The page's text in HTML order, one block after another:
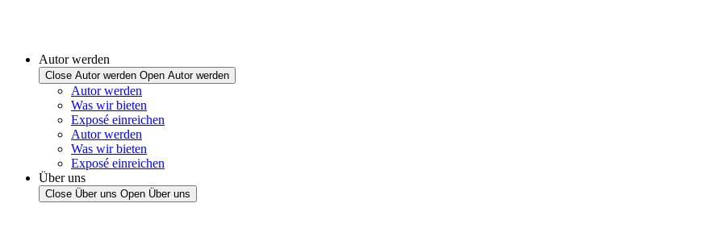
Autor werden
Close Autor werden Open Autor werden
Autor werden
Was wir bieten
Exposé einreichen
Autor werden
Was wir bieten
Exposé einreichen
Über uns
Close Über uns Open Über uns